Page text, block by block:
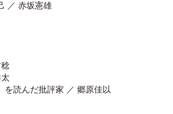
／ 赤坂憲雄
を読んだ批評家 ／ 郷原佳以